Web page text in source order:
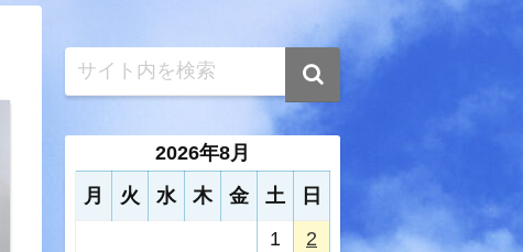
2026年8月
月
火 水 木 金 土
日
1
2